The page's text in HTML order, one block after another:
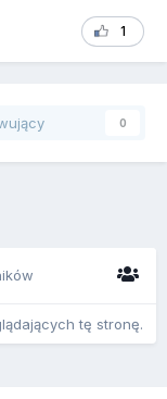
1
0
tę stronę.